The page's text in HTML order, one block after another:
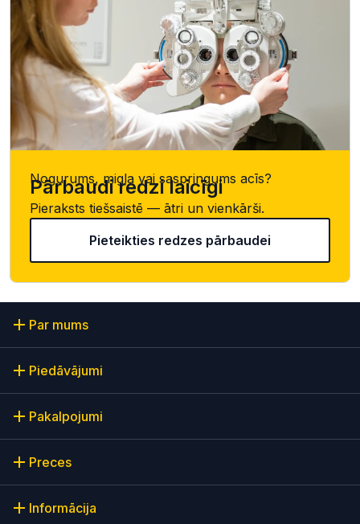
Nogurums, migla vai saspringums acīs?
Pārbaudi redzi laicīgi
Pieraksts tiešsaistē — ātri un vienkārši.
Pieteikties redzes pārbaudei
Par mums
Piedāvājumi
Pakalpojumi
Preces
Informācija